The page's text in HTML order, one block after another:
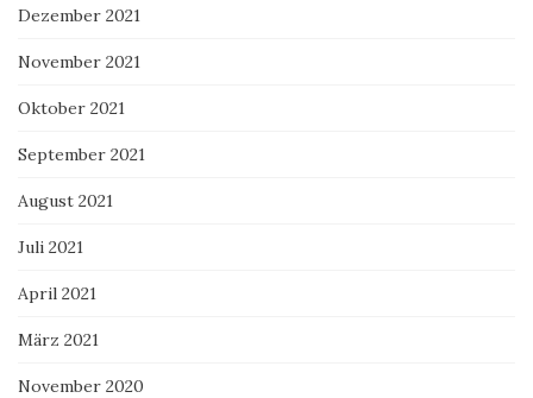
Dezember 2021
November 2021
Oktober 2021
September 2021
August 2021
Juli 2021
April 2021
März 2021
November 2020